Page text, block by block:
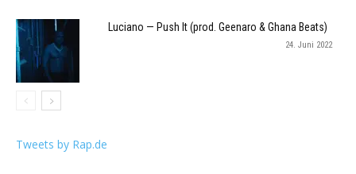
Luciano — Push It (prod. Geenaro & Ghana Beats)
24. Juni 2022
Tweets by Rap.de